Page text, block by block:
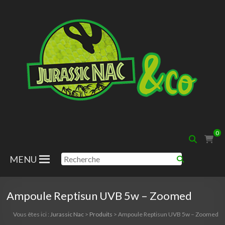
Nac
0
MENU
Ampoule Reptisun UVB 5w – Zoomed
Vous êtes ici : Jurassic Nac> Produits > Ampoule Reptisun UVB 5w – Zoomed